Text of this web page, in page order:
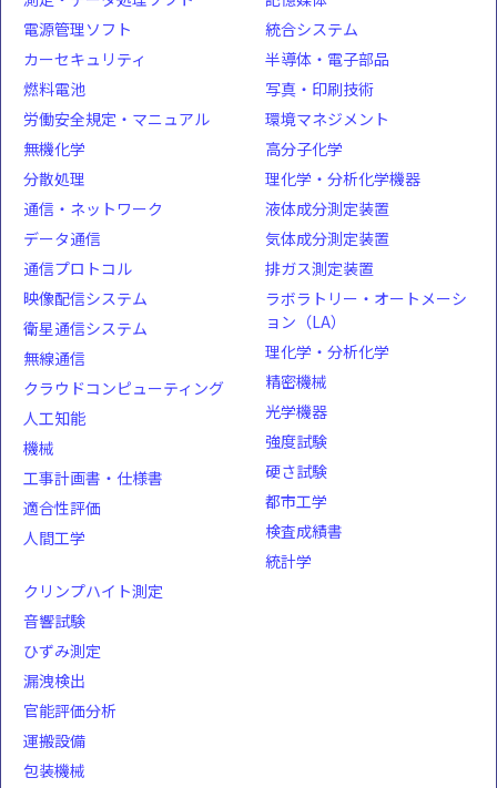
電源管理ソフト
カーセキュリティ
燃料電池
労働安全規定・マニュアル
無機化学
統合システム
半導体・電子部品
写真・印刷技術
環境マネジメント
高分子化学
分散処理
通信・ネットワーク
データ通信
通信プロトコル
映像配信システム
衛星通信システム
無線通信
クラウドコンピューティング
人工知能
機械
工事計画書・仕様書
適合性評価
人間工学
理化学・分析化学機器
液体成分測定装置
気体成分測定装置
排ガス測定装置
ラボラトリー・オートメーシ
ョン（LA）
理化学・分析化学
精密機械
光学機器
強度試験
硬さ試験
都市工学
検査成績書
統計学
クリンプハイト測定
音響試験
ひずみ測定
漏洩検出
官能評価分析
運搬設備
包装機械